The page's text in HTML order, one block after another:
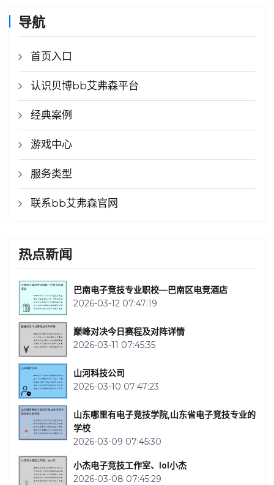
导航
首页入口
认识贝博bb艾弗森平台
经典案例
游戏中心
服务类型
联系bb艾弗森官网
热点新闻
巴南电子竞技专业职校—巴南区电竞酒店
2026-03-12 07:47:19
巅峰对决今日赛程及对阵详情
2026-03-11 07:45:35
山河科技公司
2026-03-10 07:47:23
山东哪里有电子竞技学院,山东省电子竞技专业的
学校
2026-03-09 07:45:30
小杰电子竞技工作室、lol小杰
2026-03-08 07:45:29